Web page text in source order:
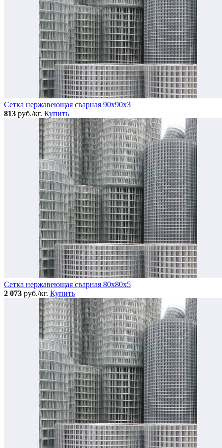
Сетка нержавеющая сварная 90х90х3
813 руб./кг. Купить
Сетка нержавеющая сварная 80х80х5
2 073 руб./кг. Купить